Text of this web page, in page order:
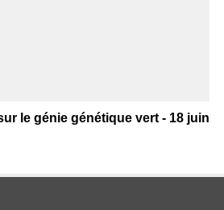
le génie génétique vert - 18 juin